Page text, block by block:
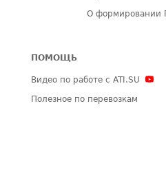
О формировании
ПОМОЩЬ
Видео по работе с ATI.SU
Полезное по перевозкам